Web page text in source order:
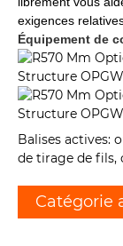
exigences
Équipement de
Balises actives:
de tirage de fils,
Catégorie